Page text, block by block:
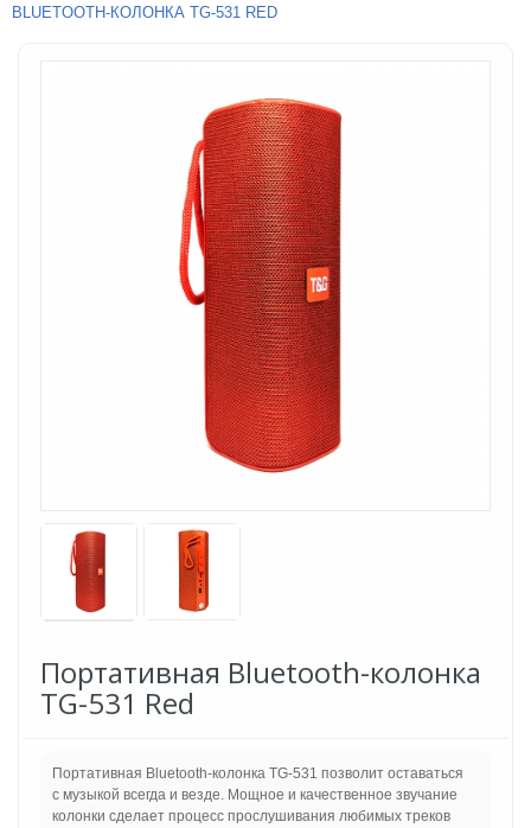
BLUETOOTH-КОЛОНКА TG-531 RED
Портативная Bluetooth-колонка
TG-531 Red
Портативная Bluetooth-колонка TG-531 позволит оставаться
с музыкой всегда и везде. Мощное и качественное звучание
колонки сделает процесс прослушивания любимых треков